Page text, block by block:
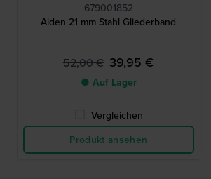
679001852
Aiden 21 mm Stahl Gliederband
52,00 € 39,95 €
● Auf Lager
Vergleichen
Produkt ansehen